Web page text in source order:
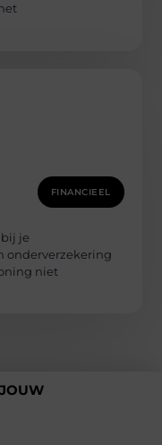
FINANCIEEL
je
onderverzekering
niet